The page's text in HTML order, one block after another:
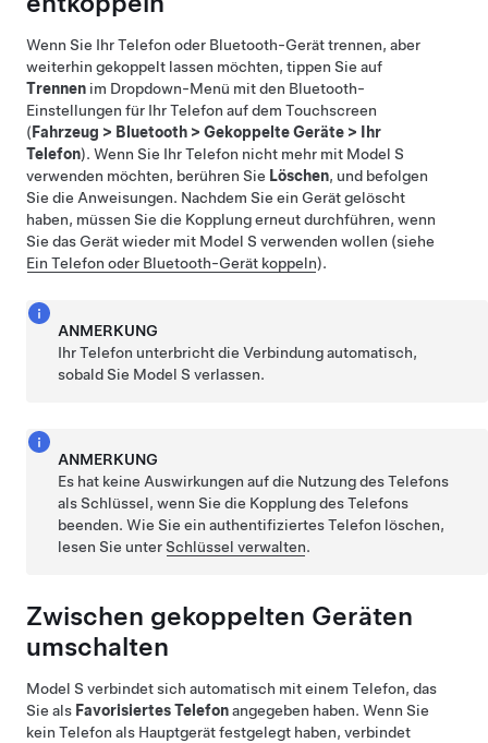
Wenn Sie Ihr Telefon oder Bluetooth-Gerät trennen, aber
weiterhin gekoppelt lassen möchten, tippen Sie auf
Trennen im Dropdown-Menü mit den Bluetooth-
Einstellungen für Ihr Telefon auf dem Touchscreen
( Fahrzeug > Bluetooth > Gekoppelte Geräte >
Ihr
Telefon). Wenn Sie Ihr Telefon nicht mehr mit Model S
verwenden möchten, berühren Sie Löschen, und befolgen
Sie die Anweisungen. Nachdem Sie ein Gerät gelöscht
haben, müssen Sie die Kopplung erneut durchführen, wenn
Sie das Gerät wieder mit Model S verwenden wollen (siehe
Ein Telefon oder Bluetooth-Gerät koppeln).
ANMERKUNG
Ihr Telefon unterbricht die Verbindung automatisch,
sobald Sie Model S verlassen.
ANMERKUNG
Es hat keine Auswirkungen auf die Nutzung des Telefons
als Schlüssel, wenn Sie die Kopplung des Telefons
beenden. Wie Sie ein authentifiziertes Telefon löschen,
lesen Sie unterSchlüssel verwalten.
Zwischen gekoppelten Geräten
umschalten
Model S verbindet sich automatisch mit einem Telefon, das
Sie als Favorisiertes Telefonangegeben haben. Wenn Sie
kein Telefon als Hauptgerät festgelegt haben, verbindet